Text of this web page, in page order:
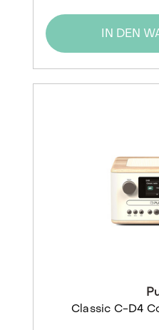
IN DEN
Classic C-D4